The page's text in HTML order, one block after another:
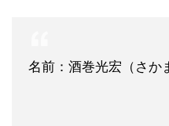
名前：酒巻光宏（さか